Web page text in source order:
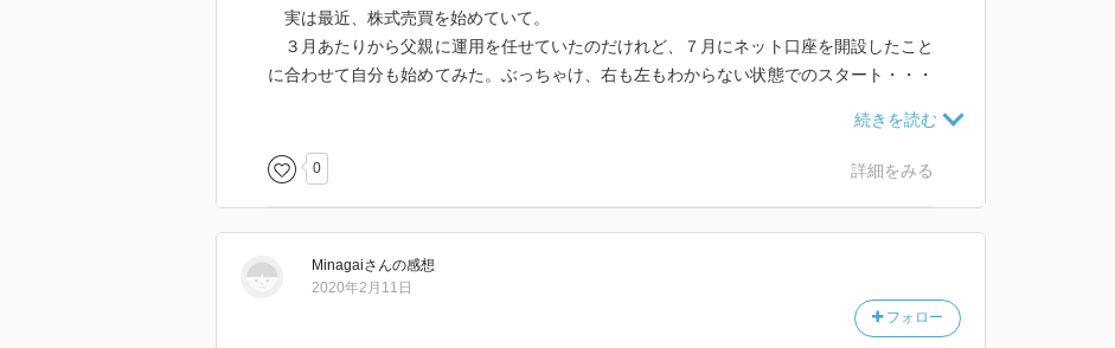
実は最近、株式売買を始めていて。
３月あたりから父親に運用を任せていたのだけれど、７月にネット口座を開設したこと
に合わせて自分も始めてみた。ぶっちゃけ、右も左もわからない状態でのスタート・・・
右も左もわからないまま進むのは怖いし、専門用語など全くわからない自分、やはりこ
こは「本」（＋動画）ということで一冊手に取ってみた。
る。本当に面白い。世界がわかる。
あまり細かな書評・感想というのは、このテの実務本にはふさわしくないかな？今の株
式市場は、誰が参入しても利益が出せるような状態だと思う。だからこそ逆に今このタイ
0 詳細をみる
Minagaiさんの感想
フォロー
2020年2月11日